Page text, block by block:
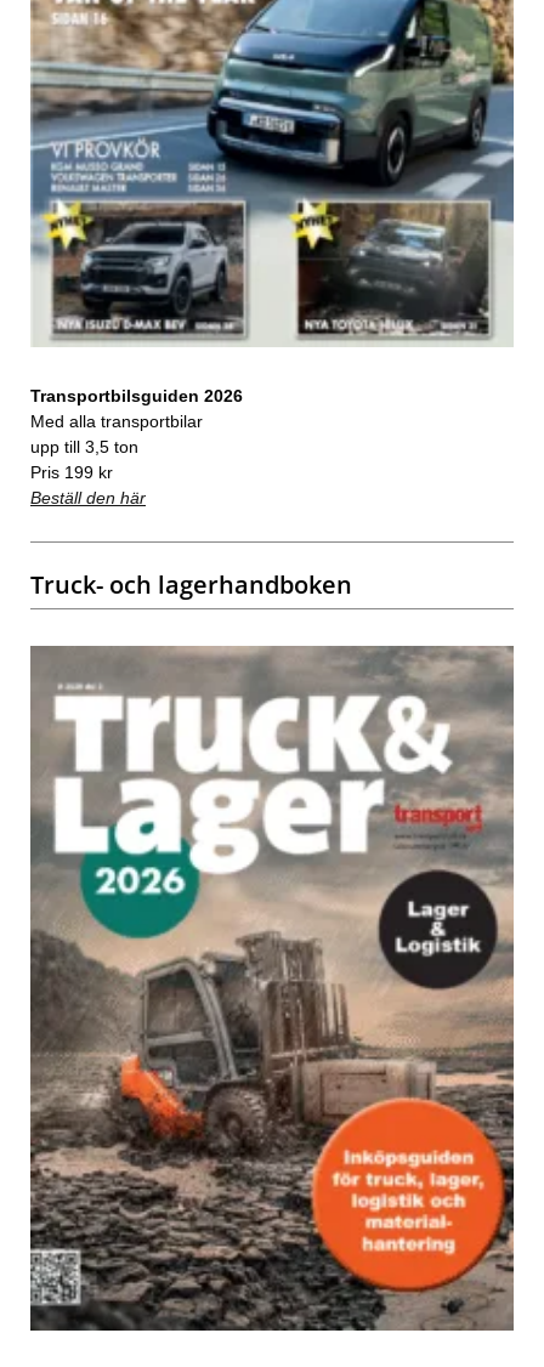
Transportbilsguiden 2026
Med alla transportbilar
upp till 3,5 ton
Pris 199 kr
Beställ den här
Truck- och lagerhandboken